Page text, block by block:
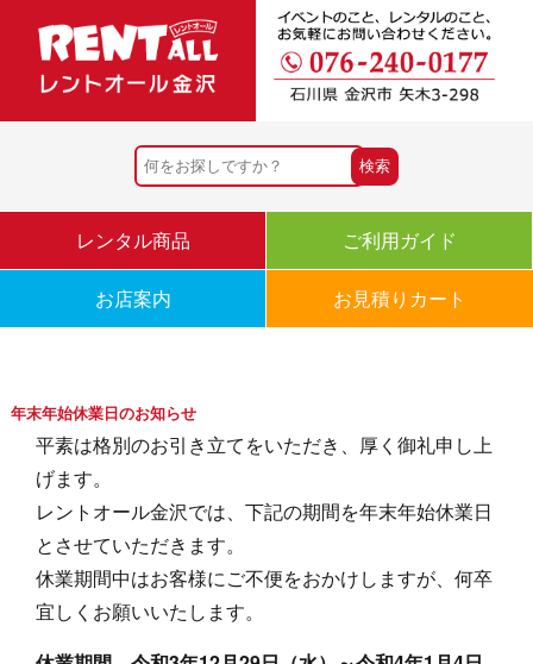
レンタル商品 ご利用ガイド
お店案内 お見積りカート
年末年始休業日のお知らせ
平素は格別のお引き立てをいただき、厚く御礼申し上
げます。
レントオール金沢では、下記の期間を年末年始休業日
とさせていただきます。
休業期間中はお客様にご不便をおかけしますが、何卒
宜しくお願いいたします。